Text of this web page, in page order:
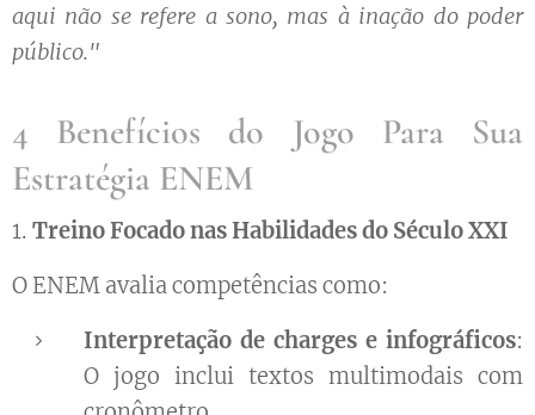
aqui não se refere a sono, mas à inação do poder
público."
4 Benefícios do Jogo Para Sua
Estratégia ENEM
1. Treino Focado nas Habilidades do Século XXI
O ENEM avalia competências como:
Interpretação de charges e infográficos:
O jogo inclui textos multimodais com